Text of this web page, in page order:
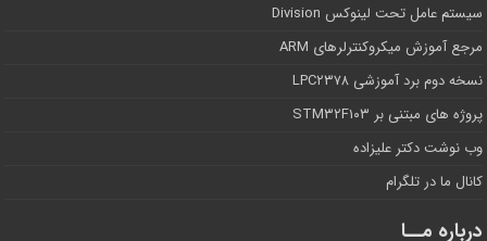
سیستم عامل تحت لینوکس Division
مرجع آموزش میکروکنترلرهای ARM
نسخه دوم برد آموزشی LPC۲۳۷۸
پروژه های مبتنی بر STM۳۲F۱۰۳
وب نوشت دکتر علیزاده
کانال ما در تلگرام
درباره مــا